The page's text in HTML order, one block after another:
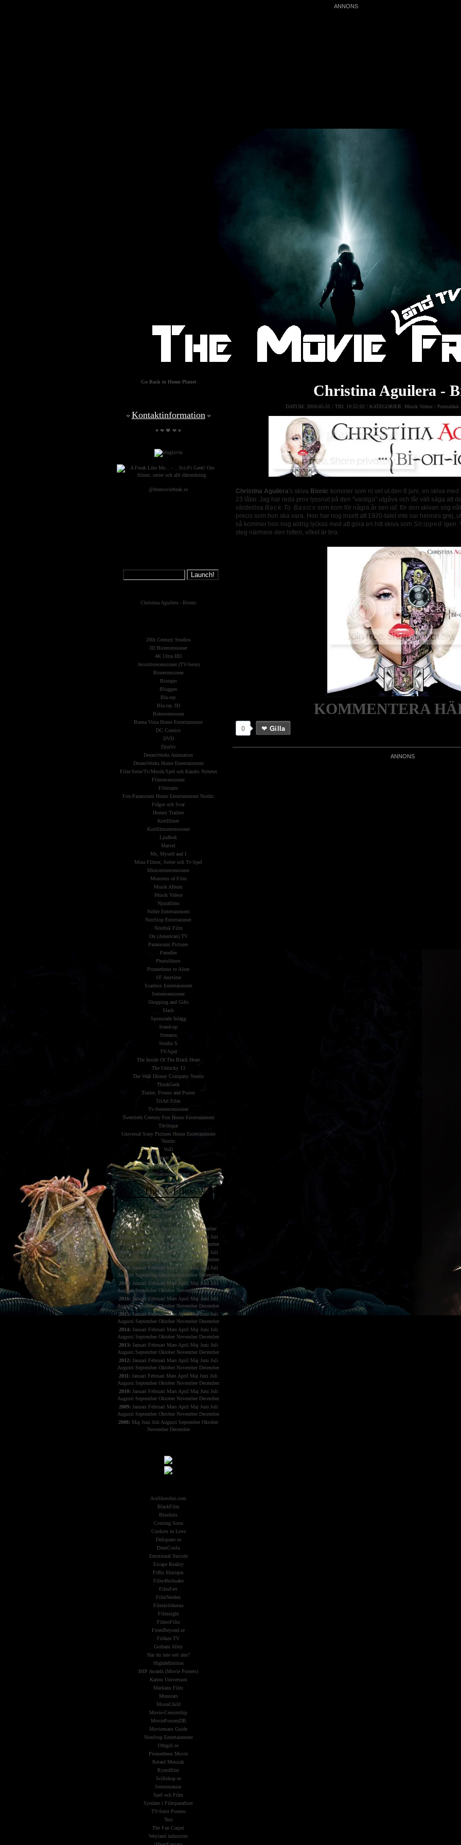
Christina Aguilera -
DATUM: 2010-05-31 / TID: 19:52:02 / KATEGORIER: Musik Videor / Permalänk
Christina Aguilera's skiva Bionic kommer som ni vet ut den 8 juni, en skiva
23 låtar. Jag har reda prov lyssnat på den "vanliga" utgåva och får väll säga att
värdelösa Back To Basics som kom för några år sen iaf, för den skivan sög
precis som hon ska vara. Hon har nog insett att 1920-talet inte var hennes grej,
så kommer hon nog aldrig lyckas med att göra en hitt skiva som Stripped igen.
steg närmare den hitten, vilket är bra.
KOMMENTERA
0 Gilla
Go Back to Home Planet
❤ Kontaktinformation ❤
♥ ❤ 🖤 ❤ ♥
@themoviefreak.se
Christina Aguilera - Bionic
20th Century Studios
3D Biorecensioner
4K Ultra HD
Avsnittsrecensioner (TV-Serie)
Biorecensioner
Biotajm
Bloggen
Blu-ray
Blu-ray 3D
Bokrecensioner
Buena Vista Home Entertainment
DC Comics
DVD
Djurliv
DreamWorks Animation
DreamWorks Home Entertainment
Film/Serie/Tv/Musik/Spel och Kändis Nyheter
Filmrecensioner
Filmtajm
Fox-Paramount Home Entertainment Nordic
Frågor och Svar
Honest Trailers
Kortfilmer
Kortfilmsrecensioner
Ljudbok
Marvel
Me, Myself and I
Mina Filmer, Serier och Tv-Spel
Miniserierecensioner
Monsters of Film
Musik Album
Musik Videor
Njutafilms
Noble Entertainment
NonStop Entertainmet
Nordisk Film
On (American) TV
Paramount Pictures
Parodier
PhotoShoot
Prometheus to Alien
SF Anytime
Scanbox Entertainment
Serierecensioner
Shopping and Gifts
Slash
Sponsrade Inlägg
Stand-up
Streama
Studio S
TV-Spel
The Inside Of The Black Heart
The Unlucky 13
The Walt Disney Company Nordic
ThinkGeek
Trailer, Promo and Poster
TriArt Film
Tv-Serierecensioner
Twentieth Century Fox Home Entertainment
Tävlingar
Universal Sony Pictures Home Entertainment
Nordic
VoD
Warner Bros.
Webbserier
Webbserierecensioner
The X-Files
2024: Januari
2023: Januari Mars
2022: Mars April
2021: Januari Mars April September December
2020: Januari Februari MarsApril Maj Juni Juli
Augusti September Oktober November
December
2019: Januari Februari Mars April Maj Juni Juli
Augusti September Oktober November
December
2018: Januari Februari Mars April Maj Juni Juli
Augusti September Oktober November December
2017: Januari Februari MarsApril Maj Juni Juli
Augusti September Oktober November December
2016: Januari Februari Mars April Maj Juni Juli
Augusti September Oktober November December
2015: Januari Februari Mars April Maj Juni Juli
Augusti September Oktober November December
2014: Januari Februari Mars April Maj Juni Juli
Augusti September Oktober November December
2013: Januari Februari Mars April Maj Juni Juli
Augusti September Oktober November December
2012: Januari Februari Mars April Maj Juni Juli
Augusti September Oktober November December
2011: Januari Februari Mars April Maj Juni Juli
Augusti September Oktober November December
2010: Januari Februari Mars April Maj Juni Juli
Augusti September Oktober November December
2009: Januari Februari Mars April Maj Juni Juli
Augusti September Oktober November December
2008: Maj Juni Juli Augusti September Oktober
November December
AceShowbiz.com
BlackFilm
Blushots
Coming Soon
Cookies in Love
Deliquate.se
DomCoola
Emotional Suicide
Escape Reality
Fiffis filmtajm
Film4fucksake
FilmFett
FilmNerden
Filmkritikerna
Filmnight
FilmoFilia
FromBeyond.se
Fröken TV
Gotham Alley
Har du inte sett den?
Highdefinition
IMP Awards (Movie Posters)
Karins Universum
Mackans Film
Monstars
MoonChild
Movie-Censorship
MoviePostersDB
Moviemans Guide
NonStop Entertainment
Othgirl.se
Prometheus Movie
Retard Messiah
Rymdfilm
Scifishop.se
Seriesmaniac
Spel och Film
Syndare i Filmparadiset
TV-Serie Posters
Tess
The Fan Carpet
Weyland industries